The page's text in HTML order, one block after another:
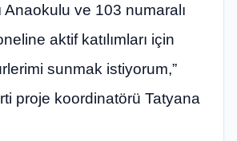
Anaokulu ve 103 numaralı
aktif katılımları için
sunmak istiyorum,”
proje koordinatörü Tatyana